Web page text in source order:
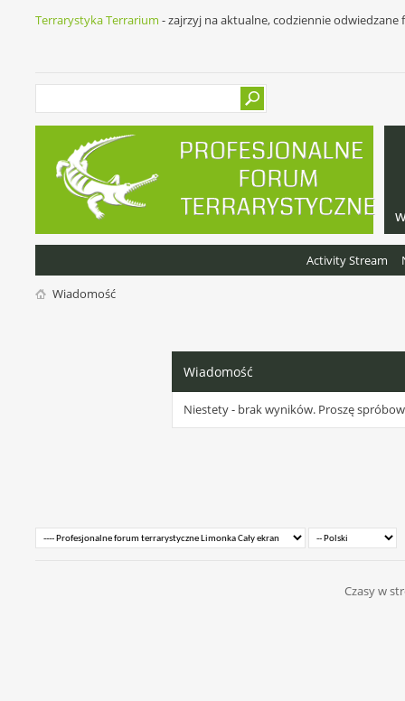
Terrarystyka Terrarium - zajrzyj na aktualne, codziennie
Activity Stream
Wiadomość
Wiadomość
Niestety - brak wyników. Proszę
Czasy w